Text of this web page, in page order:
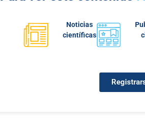
Noticias
científicas